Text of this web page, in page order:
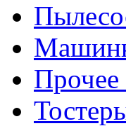
Прочее